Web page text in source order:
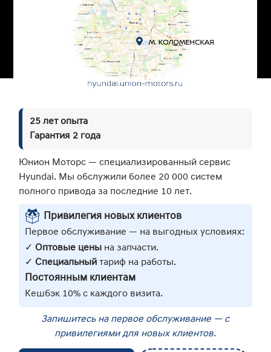
РЕГЛАМЕНТНОЕ ТО
ДИАГНОСТИКА
ЗАМЕНА ЦЕПИ ГРМ
ЗАМЕНА МАСЛА АКПП
КОРПОРАТИВНЫМ КЛИЕНТАМ
ОТЗЫВЫ
НАША КОМАНДА
СХЕМА ПРОЕЗДА
📞Получить
консультацию
Написать
25 лет опыта
Гарантия 2 года
Юнион Моторс — специализированный сервис
Hyundai. Мы обслужили более 20 000 систем
полного привода за последние 10 лет.
Привилегия новых клиентов
Первое обслуживание — на выгодных условиях:
✓ Оптовые ценына запчасти.
✓ Специальныйтариф на работы.
Постоянным клиентам
Кешбэк 10% с каждого визита.
Запишитесь на первое обслуживание — с
привилегиями для новых клиентов.